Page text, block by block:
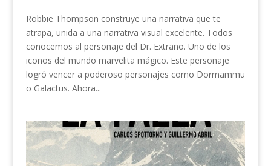
Robbie Thompson construye una narrativa que te
atrapa, unida a una narrativa visual excelente. Todos
conocemos al personaje del Dr. Extraño. Uno de los
iconos del mundo marvelita mágico. Este personaje
logró vencer a poderoso personajes como Dormammu
o Galactus. Ahora...